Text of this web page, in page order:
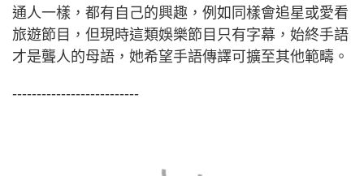
通人一樣，都有自己的興趣，例如同樣會追星或愛看
旅遊節目，但現時這類娛樂節目只有字幕，始終手語
才是聾人的母語，她希望手語傳譯可擴至其他範疇。
--------------------------